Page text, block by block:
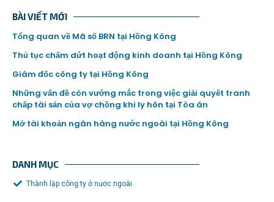
BÀI VIẾT MỚI
Tổng quan về Mã số BRN tại Hồng Kông
Thủ tục chấm dứt hoạt động kinh doanh tại Hồng Kông
Giám đốc công ty tại Hồng Kông
Những vấn đề còn vướng mắc trong việc giải quyết tranh
chấp tài sản của vợ chồng khi ly hôn tại Tòa án
Mở tài khoản ngân hàng nước ngoài tại Hồng Kông
DANH MỤC
Thành lập công ty ở nước ngoài